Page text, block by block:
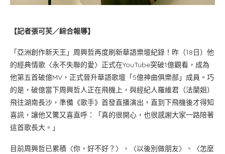
【記者張可芙／綜合報導】
「亞洲創作新天王」周興哲再度刷新華語樂壇紀錄！昨（18日）他
的經典情歌〈永不失聯的愛〉正式在YouTube突破1億觀看，成為
他第五首破億MV，正式晉升華語歌壇「5億神曲俱樂部」成員。巧
的是，破億當下周興哲人正在飛機上，與經紀人羅維君（法蘭姐）
飛往湖南長沙，準備《歌手》首發直播演出，直到下飛機後才得知
喜訊，讓他又驚又喜直呼：「真的很開心，也很感謝大家一路陪著
這首歌長大。」
目前周興哲已累積〈你，好不好？〉、〈以後別做朋友〉、〈怎麼